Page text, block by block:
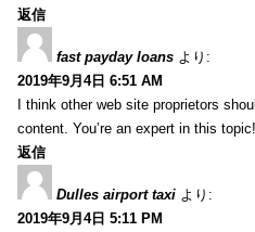
返信
fast payday loans より:
2019年9月4日 6:51 AM
I think other web site proprietors
content. You’re an expert in this topic!
返信
Dulles airport taxi より:
2019年9月4日 5:11 PM